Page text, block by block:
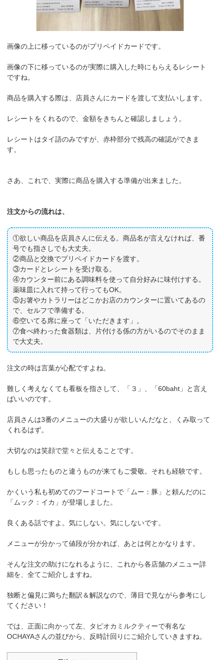
画像の上に移っているのがプリペイドカードです。
画像の下に移っているのが実際に購入した時にもらえるレシート
ですね。
商品を購入する際は、店員さんにカードを渡して支払いします。
レシートをくれるので、金額をきちんと確認しましょう。
レシートはタイ語のみですが、赤枠部分で残高の確認ができま
す。
さあ、これで、実際に商品を購入する準備が出来ました。
注文からの流れは、
①欲しい商品を店員さんに伝える。商品名が言えなければ、番
号でも指さしでも大丈夫。
②商品と交換でプリペイドカードを渡す。
③カードとレシートを受け取る。
④カウンター前にある調味料を使って自分好みに味付けする。
薬味皿に入れて持って行ってもOK。
⑤お箸やカトラリーはどこかお店のカウンターに置いてあるの
で、セルフで準備する。
⑥空いてる席に座って「いただきます」。
⑦食べ終わった食器類は、片付ける係の方がいるのでそのまま
で大丈夫。
注文の時は言葉が心配ですよね。
難しく考えなくても看板を指さして、「３」、「60baht」と言え
ばいいのです。
店員さんは3番のメニューの大盛りが欲しいんだなと、くみ取って
くれるはず。
大切なのは笑顔で堂々と伝えることです。
もしも思ったものと違うものが来てもご愛敬。それも経験です。
かくいう私も初めてのフードコートで「ムー：豚」と頼んだのに
「ムック：イカ」が登場しました。
良くある話ですよ。気にしない。気にしないです。
メニューが分かって値段が分かれば、あとは何とかなります。
そんな注文の助けになれるように、これから各店舗のメニュー詳
細を、全てご紹介しますね。
独断と偏見に満ちた翻訳＆解説なので、薄目で見ながら参考にし
てください！
では、正面に向かって左、タピオカミルクティーで有名な
OCHAYAさんの並びから、反時計回りにご紹介していきますね。